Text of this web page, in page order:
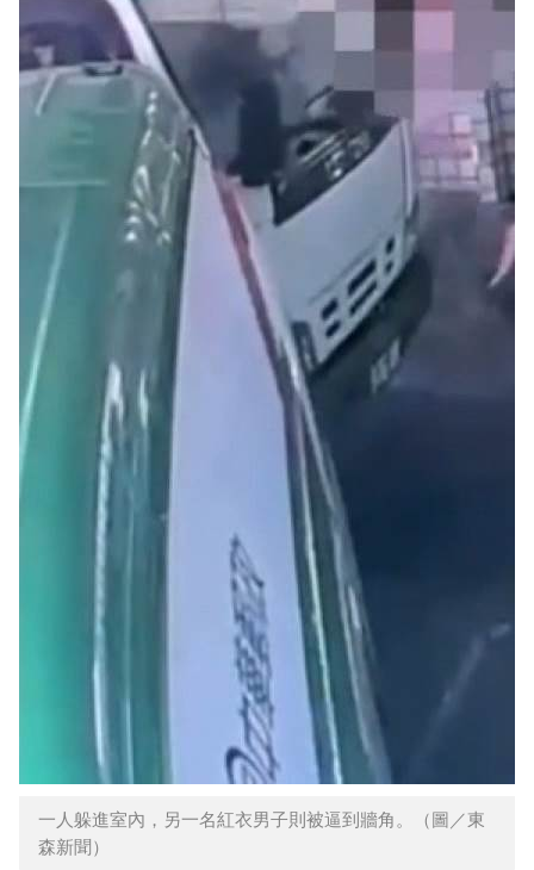
一人躲進室內，另一名紅衣男子則被逼到牆角。（圖／東
森新聞）